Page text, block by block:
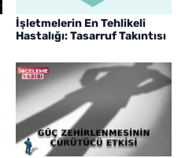
İşletmelerin En Tehlikeli
Hastalığı: Tasarruf Takıntısı